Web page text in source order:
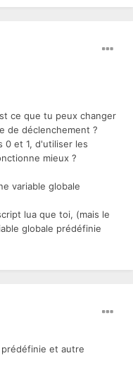
ce que tu peux changer
de déclenchement ?
0 et 1, d'utiliser les
mieux ?
variable globale
lua que toi, (mais le
globale prédéfinie
prédéfinie et autre